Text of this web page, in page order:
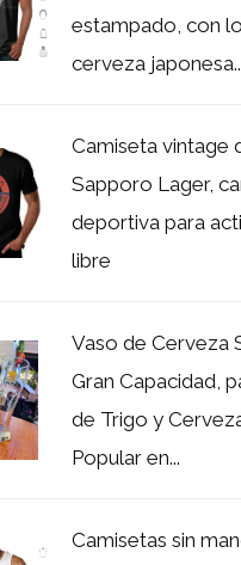
estampado, con
cerveza
Camiseta vintage
Sapporo Lager,
deportiva para
libre
Vaso de Cerveza
Gran Capacidad,
de Trigo y
Popular en...
Camisetas sin